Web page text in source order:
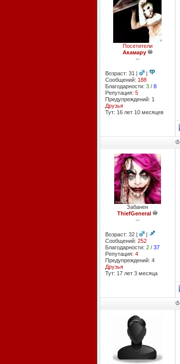
Посетители
Акамару
--
Возраст: 31 |
|
Сообщений: 188
Благодарности: 3/ 8
Репутация: 5
Предупреждений: 1
Друзья
Тут: 16 лет 10 месяцев
Забанен
ThiefGeneral
--
Возраст: 32 |
|
Сообщений: 252
Благодарности: 2/ 37
Репутация: 4
Предупреждений: 4
Друзья
Тут: 17 лет 3 месяцa